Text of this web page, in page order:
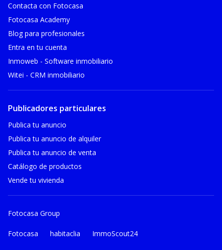
Contacta con Fotocasa
Fotocasa Academy
Blog para profesionales
Entra en tu cuenta
Inmoweb - Software inmobiliario
Witei - CRM inmobiliario
Publicadores particulares
Publica tu anuncio
Publica tu anuncio de alquiler
Publica tu anuncio de venta
Catálogo de productos
Vende tu vivienda
Fotocasa Group
Fotocasa habitaclia ImmoScout24